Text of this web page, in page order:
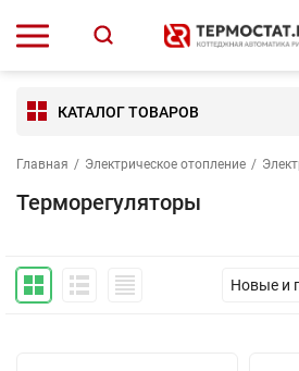
КАТАЛОГ ТОВАРОВ
Главная / Электрическое отопление /
Терморегуляторы
Новые и